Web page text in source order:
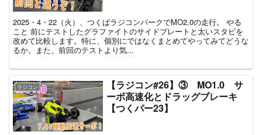
2025・4・22（火）、つくばラジコンパークでMO2.0の走行。 やる
こと 前にテストしたグラファイトのサイドプレートと太いスタビを
改めて比較します。特に、個別にではなくまとめてやってみてどうな
るか。また、前回のテストより気...
ラジコン
【ラジコン#26】③ MO1.0 サ
ーボ高速化とドラッグブレーキ
【つくパー23】